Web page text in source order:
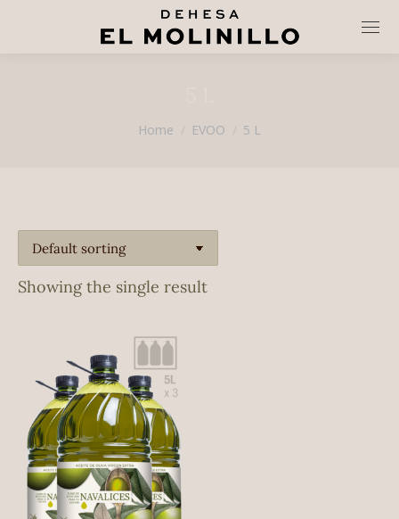
You are here:
Home EVOO 5 L
Showing the single result